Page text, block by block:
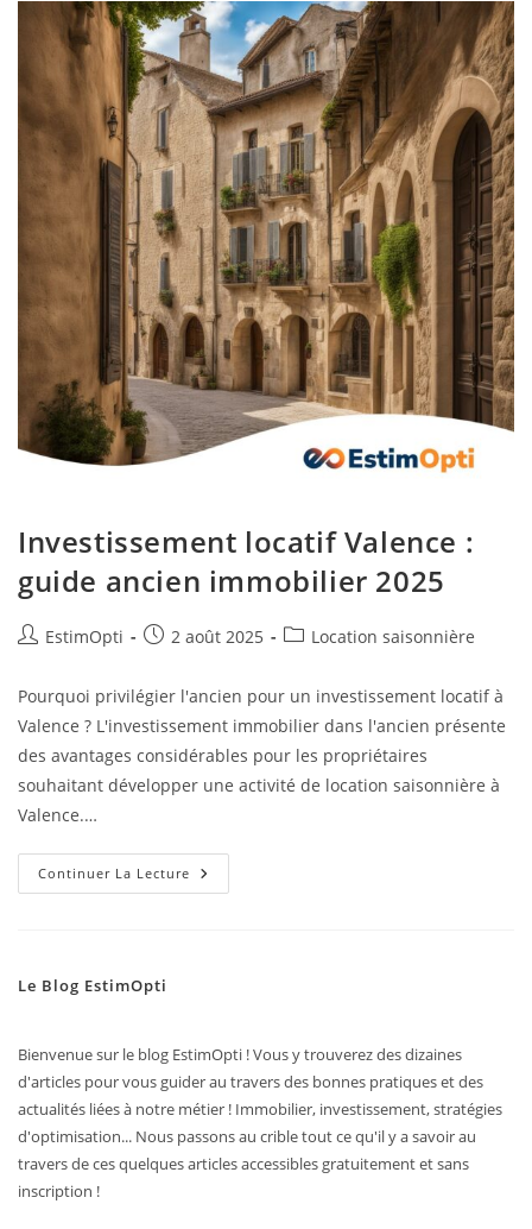
Investissement locatif Valence :
guide ancien immobilier 2025
EstimOpti 2 août 2025 Location saisonnière
Pourquoi privilégier l'ancien pour un investissement locatif à
Valence ? L'investissement immobilier dans l'ancien présente
des avantages considérables pour les propriétaires
souhaitant développer une activité de location saisonnière à
Valence.…
Continuer La Lecture
Le Blog EstimOpti
Bienvenue sur le blog EstimOpti ! Vous y trouverez des dizaines
d'articles pour vous guider au travers des bonnes pratiques et des
actualités liées à notre métier ! Immobilier, investissement, stratégies
d'optimisation... Nous passons au crible tout ce qu'il y a savoir au
travers de ces quelques articles accessibles gratuitement et sans
inscription !